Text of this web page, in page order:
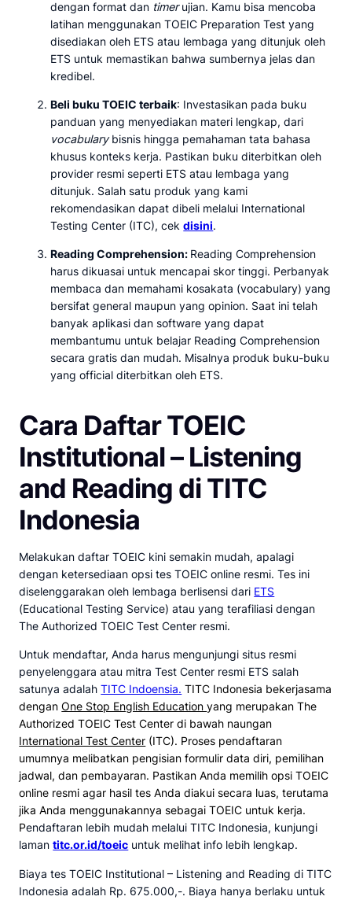
dengan format dan timerujian. Kamu bisa mencoba
latihan menggunakan TOEIC Preparation Test yang
disediakan oleh ETS atau lembaga yang ditunjuk oleh
ETS untuk memastikan bahwa sumbernya jelas dan
kredibel.
Beli buku TOEIC terbaik: Investasikan pada buku
panduan yang menyediakan materi lengkap, dari
vocabularybisnis hingga pemahaman tata bahasa
khusus konteks kerja. Pastikan buku diterbitkan oleh
provider resmi seperti ETS atau lembaga yang
ditunjuk. Salah satu produk yang kami
rekomendasikan dapat dibeli melalui International
Testing Center (ITC), cekdisini.
Reading Comprehension: Reading Comprehension
harus dikuasai untuk mencapai skor tinggi. Perbanyak
membaca dan memahami kosakata (vocabulary) yang
bersifat general maupun yang opinion. Saat ini telah
banyak aplikasi dan software yang dapat
membantumu untuk belajar Reading Comprehension
secara gratis dan mudah. Misalnya produk buku-buku
yang official diterbitkan oleh ETS.
Cara Daftar TOEIC
Institutional – Listening
and Reading di TITC
Indonesia
Melakukan daftar TOEIC kini semakin mudah, apalagi
dengan ketersediaan opsi tes TOEIC online resmi. Tes ini
diselenggarakan oleh lembaga berlisensi dari ETS
(Educational Testing Service) atau yang terafiliasi dengan
The Authorized TOEIC Test Center resmi.
Untuk mendaftar, Anda harus mengunjungi situs resmi
penyelenggara atau mitra Test Center resmi ETS salah
satunya adalahTITC Indoensia. TITC Indonesia bekerjasama
denganOne Stop English Educationyang merupakan The
Authorized TOEIC Test Center di bawah naungan
International Test Center (ITC). Proses pendaftaran
umumnya melibatkan pengisian formulir data diri, pemilihan
jadwal, dan pembayaran. Pastikan Anda memilih opsi TOEIC
online resmi agar hasil tes Anda diakui secara luas, terutama
jika Anda menggunakannya sebagai TOEIC untuk kerja.
Pendaftaran lebih mudah melalui TITC Indonesia, kunjungi
lamantitc.or.id/toeic untuk melihat info lebih lengkap.
Biaya tes TOEIC Institutional – Listening and Reading di TITC
Indonesia adalah Rp. 675.000,-. Biaya hanya berlaku untuk